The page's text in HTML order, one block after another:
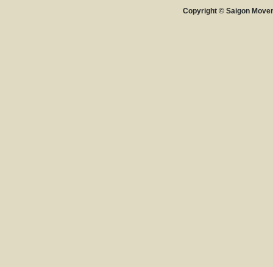
Copyright © Saigon